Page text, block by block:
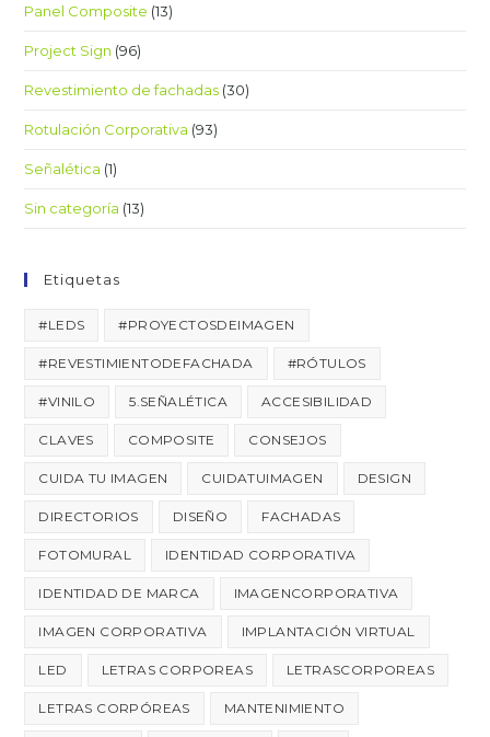
Panel Composite (13)
Project Sign (96)
Revestimiento de fachadas (30)
Rotulación Corporativa (93)
Señalética (1)
Sin categoría (13)
Etiquetas
#LEDS #PROYECTOSDEIMAGEN
#REVESTIMIENTODEFACHADA #RÓTULOS
#VINILO 5.SEÑALÉTICA ACCESIBILIDAD
CLAVES COMPOSITE CONSEJOS
CUIDA TU IMAGEN CUIDATUIMAGEN DESIGN
DIRECTORIOS DISEÑO FACHADAS
FOTOMURAL IDENTIDAD CORPORATIVA
IDENTIDAD DE MARCA IMAGENCORPORATIVA
IMAGEN CORPORATIVA IMPLANTACIÓN VIRTUAL
LED LETRAS CORPOREAS LETRASCORPOREAS
LETRAS CORPÓREAS MANTENIMIENTO